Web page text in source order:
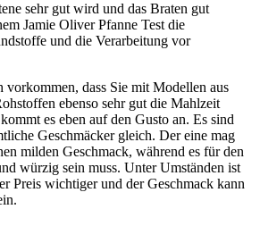
sehr gut wird und das Braten gut
Jamie Oliver Pfanne Test die
und die Verarbeitung vor
vorkommen, dass Sie mit Modellen aus
ebenso sehr gut die Mahlzeit
es eben auf den Gusto an. Es sind
Geschmäcker gleich. Der eine mag
milden Geschmack, während es für den
würzig sein muss. Unter Umständen ist
Preis wichtiger und der Geschmack kann